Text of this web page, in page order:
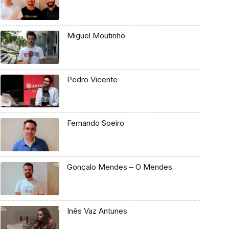
Miguel Moutinho
Pedro Vicente
Fernando Soeiro
Gonçalo Mendes – O Mendes
Inês Vaz Antunes